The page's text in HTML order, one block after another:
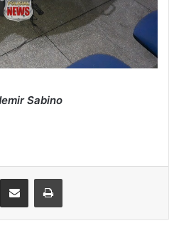
Sabino